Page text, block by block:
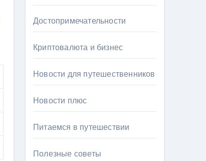
Достопримечательности
Криптовалюта и бизнес
Новости для путешественников
Новости плюс
Питаемся в путешествии
Полезные советы